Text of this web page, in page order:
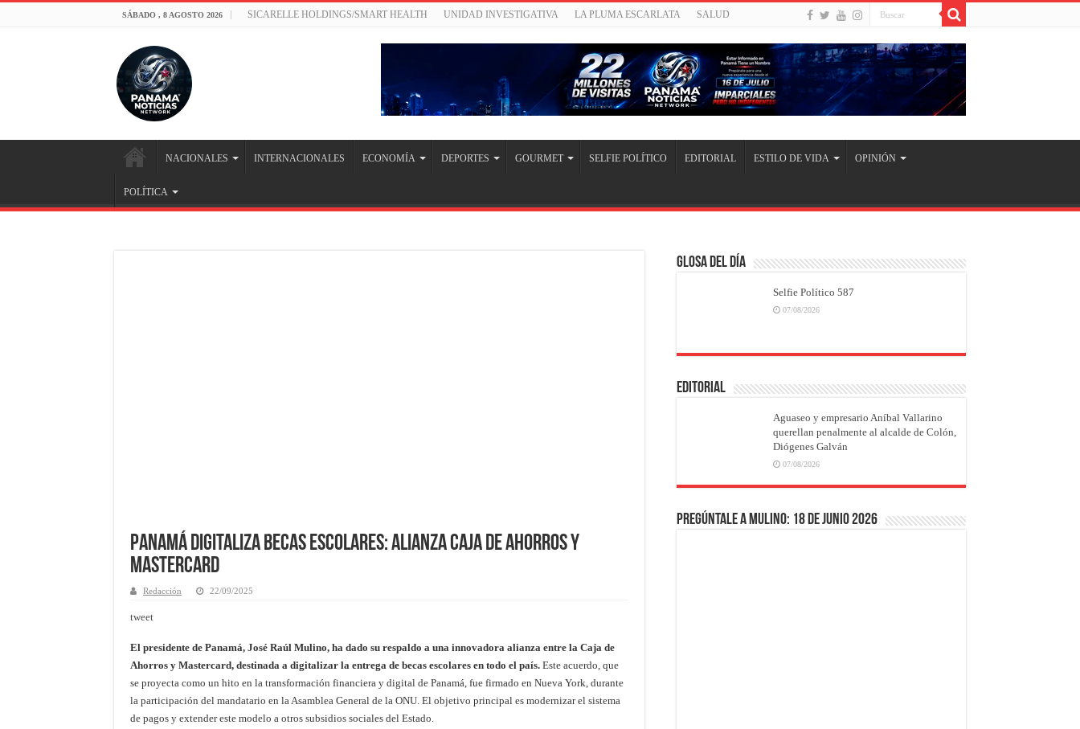
SÁBADO , 8 AGOSTO 2026 SICARELLE HOLDINGS/SMART HEALTH UNIDAD INVESTIGATIVA LA PLUMA ESCARLATA SALUD
NACIONALES INTERNACIONALES ECONOMÍA DEPORTES GOURMET SELFIE POLÍTICO EDITORIAL ESTILO DE VIDA OPINIÓN
POLÍTICA
Panamá Digitaliza Becas Escolares: Alianza Caja de Ahorros y
Mastercard
Redacción 22/09/2025
tweet
El presidente de Panamá, José Raúl Mulino, ha dado su respaldo a una innovadora alianza entre la Caja de
Ahorros y Mastercard, destinada a digitalizar la entrega de becas escolares en todo el país. Este acuerdo, que
se proyecta como un hito en la transformación financiera y digital de Panamá, fue firmado en Nueva York, durante
la participación del mandatario en la Asamblea General de la ONU. El objetivo principal es modernizar el sistema
de pagos y extender este modelo a otros subsidios sociales del Estado.
Glosa del Día
Selfie Político 587
07/08/2026
EDITORIAL
Aguaseo y empresario Aníbal Vallarino
querellan penalmente al alcalde de Colón,
Diógenes Galván
07/08/2026
Pregúntale a Mulino: 18 de junio 2026